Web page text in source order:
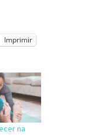
Imprimir
na